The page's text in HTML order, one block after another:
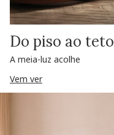
Do piso ao teto
A meia-luz acolhe
Vem ver